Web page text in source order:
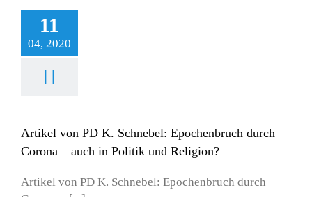
11
04, 2020
Artikel von PD K. Schnebel: Epochenbruch durch
Corona – auch in Politik und Religion?
Artikel von PD K. Schnebel: Epochenbruch durch